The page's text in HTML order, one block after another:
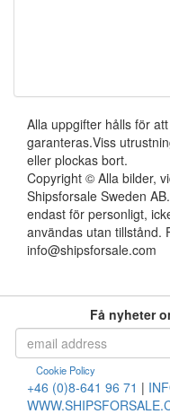
Alla uppgifter hålls för
garanteras.Viss
eller plockas bort.
Copyright © Alla bilder,
Shipsforsale Sweden
endast för personligt,
användas utan tillstånd.
info@shipsforsale.com
Få nyheter
Cookie Policy
+46 (0)8-641 96 71 |